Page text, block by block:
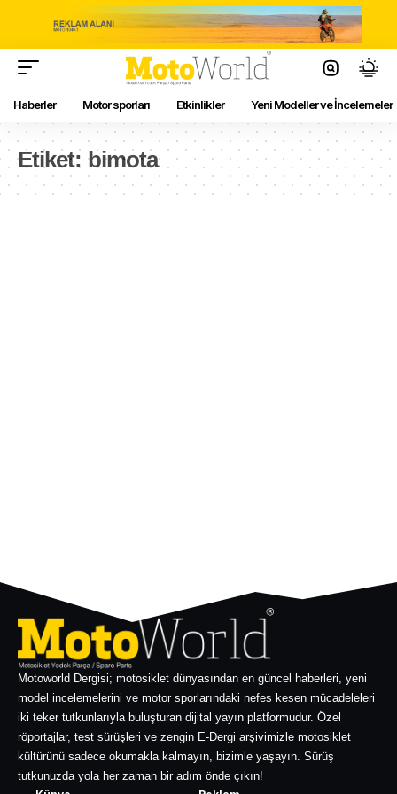
Haberler Motor sporları Etkinlikler Yeni Modeller ve İncelemeler
Etiket: bimota
Motoworld Dergisi; motosiklet dünyasından en güncel haberleri, yeni
model incelemelerini ve motor sporlarındaki nefes kesen mücadeleleri
iki teker tutkunlarıyla buluşturan dijital yayın platformudur. Özel
röportajlar, test sürüşleri ve zengin E-Dergi arşivimizle motosiklet
kültürünü sadece okumakla kalmayın, bizimle yaşayın. Sürüş
tutkunuzda yola her zaman bir adım önde çıkın!